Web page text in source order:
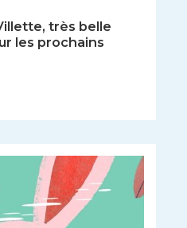
très belle
les prochains